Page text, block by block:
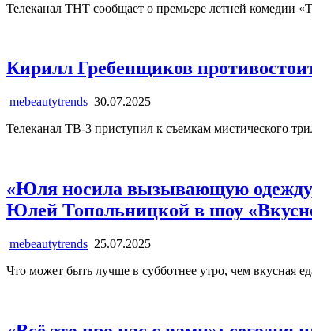
Телеканал ТНТ сообщает о премьере летней комедии
Кирилл Гребенщиков
mebeautytrends 30.07.2025
Телеканал ТВ-3 приступил к съемкам мистического
«Юля носила вызывающую
Юлей Топольницкой в шоу
mebeautytrends 25.07.2025
Что может быть лучше в субботнее утро, чем вкусная